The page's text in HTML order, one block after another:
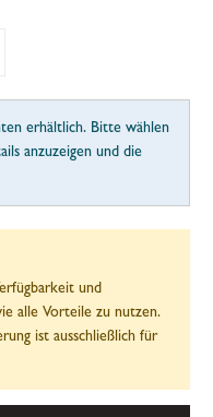
erhältlich. Bitte wählen
anzuzeigen und die
und
alle Vorteile zu nutzen.
ist ausschließlich für